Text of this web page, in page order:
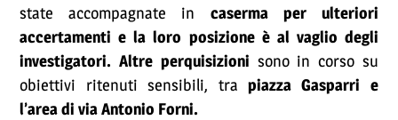
state accompagnate in caserma per ulteriori
accertamenti e la loro posizione è al vaglio degli
investigatori. Altre perquisizioni sono in corso su
obiettivi ritenuti sensibili, tra piazza Gasparri e
l’area di via Antonio Forni.